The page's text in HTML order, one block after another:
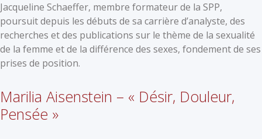
Jacqueline Schaeffer, membre formateur de la SPP,
poursuit depuis les débuts de sa carrière d’analyste, des
recherches et des publications sur le thème de la sexualité
de la femme et de la différence des sexes, fondement de ses
prises de position.
Marilia Aisenstein – « Désir, Douleur,
Pensée »